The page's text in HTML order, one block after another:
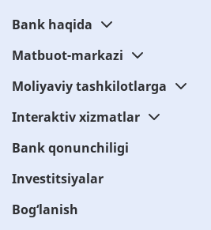
Bank haqida
Matbuot-markazi
Moliyaviy tashkilotlarga
Interaktiv xizmatlar
Bank qonunchiligi
Investitsiyalar
Bog‘lanish